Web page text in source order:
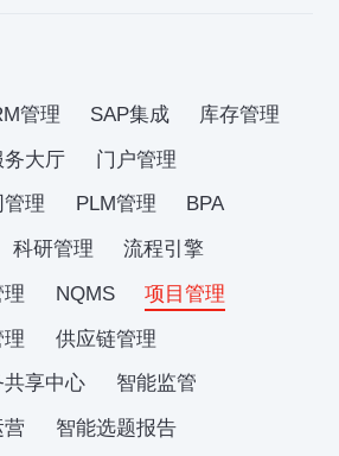
管理 SAP集成
库存管理
务大厅
门户管理
管理 PLM管理
BPA
科研管理
流程引擎
理 NQMS
项目管理
理
供应链管理
共享中心
智能监管
营 智能选题报告